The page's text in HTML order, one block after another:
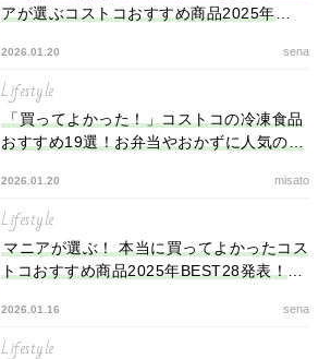
アが選ぶコストコおすすめ商品2025年
2026.01.20 sena
Lifestyle
「買ってよかった！」コストコの冷凍食品
おすすめ19選！お弁当やおかずに人気の最
2026.01.20 misato
Lifestyle
マニアが選ぶ！ 本当に買ってよかったコス
トコおすすめ商品2025年BEST28発表！
2026.01.16 sena
Lifestyle